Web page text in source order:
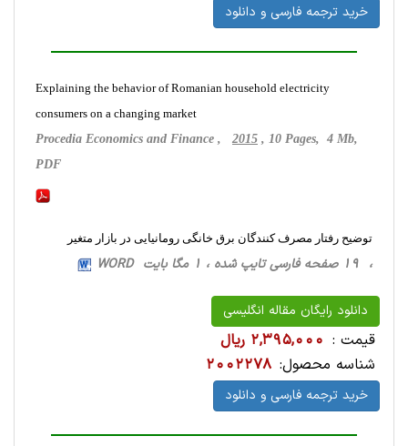
خرید ترجمه فارسی و دانلود
Explaining the behavior of Romanian household electricity
consumers on a changing market
Procedia Economics and Finance , 2015 , 10 Pages, 4 Mb,
PDF
توضیح رفتار مصرف کنندگان برق خانگی رومانیایی در بازار متغیر
، 19 صفحه فارسی تایپ شده ، 1 مگا بایت WORD
دانلود رایگان مقاله انگلیسی
قیمت : 2,395,000 ریال
شناسه محصول: 2002278
خرید ترجمه فارسی و دانلود